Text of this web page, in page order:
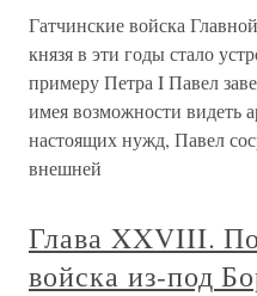
Гатчинские войска
князя в эти годы стало
примеру Петра I Павел
имея возможности видеть
настоящих нужд, Павел
внешней
Глава XXVIII.
войска из-под